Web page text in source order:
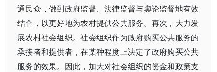
通民众，做到政府监督、法律监督与舆论监督地有效
结合，以更好地为农村提供公共服务。再次，大力发
展农村社会组织。社会组织作为政府购买公共服务的
承接者和提供者，在某种程度上决定了政府购买公共
服务的效果。因此，加大对社会组织的资金和政策支